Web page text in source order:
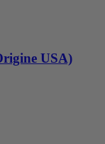
USA)